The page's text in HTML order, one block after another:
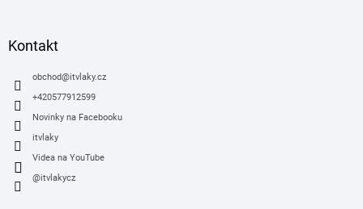
Kontakt
obchod@itvlaky.cz
+420577912599
Novinky na Facebooku
itvlaky
Videa na YouTube
@itvlakycz